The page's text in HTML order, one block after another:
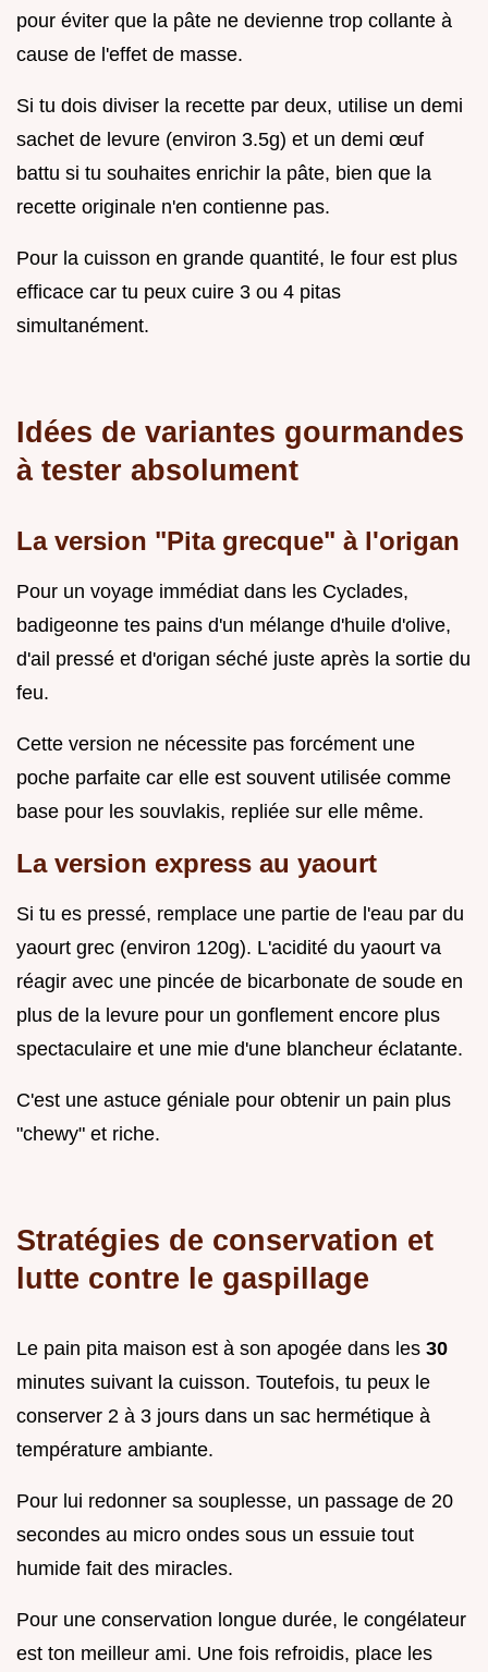
pour éviter que la pâte ne devienne trop collante à
cause de l'effet de masse.
Si tu dois diviser la recette par deux, utilise un demi
sachet de levure (environ 3.5g) et un demi œuf
battu si tu souhaites enrichir la pâte, bien que la
recette originale n'en contienne pas.
Pour la cuisson en grande quantité, le four est plus
efficace car tu peux cuire 3 ou 4 pitas
simultanément.
Idées de variantes gourmandes
à tester absolument
La version "Pita grecque" à l'origan
Pour un voyage immédiat dans les Cyclades,
badigeonne tes pains d'un mélange d'huile d'olive,
d'ail pressé et d'origan séché juste après la sortie du
feu.
Cette version ne nécessite pas forcément une
poche parfaite car elle est souvent utilisée comme
base pour les souvlakis, repliée sur elle même.
La version express au yaourt
Si tu es pressé, remplace une partie de l'eau par du
yaourt grec (environ 120g). L'acidité du yaourt va
réagir avec une pincée de bicarbonate de soude en
plus de la levure pour un gonflement encore plus
spectaculaire et une mie d'une blancheur éclatante.
C'est une astuce géniale pour obtenir un pain plus
"chewy" et riche.
Stratégies de conservation et
lutte contre le gaspillage
Le pain pita maison est à son apogée dans les 30
minutes suivant la cuisson. Toutefois, tu peux le
conserver 2 à 3 jours dans un sac hermétique à
température ambiante.
Pour lui redonner sa souplesse, un passage de 20
secondes au micro ondes sous un essuie tout
humide fait des miracles.
Pour une conservation longue durée, le congélateur
est ton meilleur ami. Une fois refroidis, place les